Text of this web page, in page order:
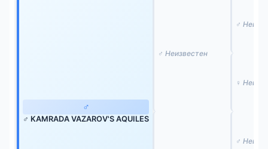
♂
♂ KAMRADA VAZAROV'S AQUILES
♂ Неизвестен
♂
♀
♂